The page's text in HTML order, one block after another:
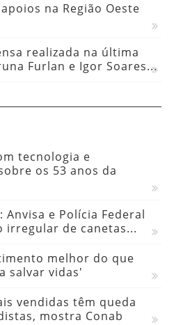
na Região Oeste
realizada na última
Furlan e Igor Soares...
tecnologia e
os 53 anos da
Anvisa e Polícia Federal
irregular de canetas...
melhor do que
salvar vidas'
vendidas têm queda
mostra Conab